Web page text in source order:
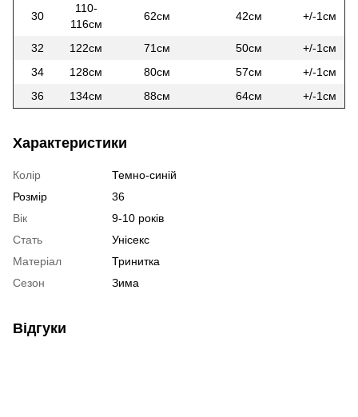
30
110-
116см
62см 42см +/-1см
32 122см 71см 50см
+/-1см
34
128см 80см 57см
+/-1см
36
134см 88см 64см +/-1см
Характеристики
Колір
Темно-синій
Розмір
36
Вік
9-10 років
Стать
Унісекс
Матеріал
Тринитка
Сезон
Зима
Відгуки